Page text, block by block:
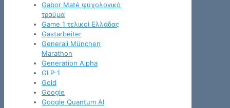
Gabor Maté ψυχολογικό
τραύμα
Game 1 τελικοί Ελλάδας
Gastarbeiter
Generali München
Marathon
Generation Alpha
GLP-1
Gold
Google
Google Quantum AI